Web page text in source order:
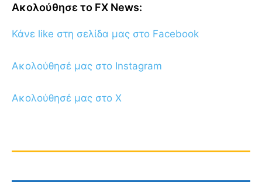
Ακολούθησε το FX News:
Κάνε like στη σελίδα μας στο Facebook
Ακολούθησέ μας στο Instagram
Ακολούθησέ μας στο X